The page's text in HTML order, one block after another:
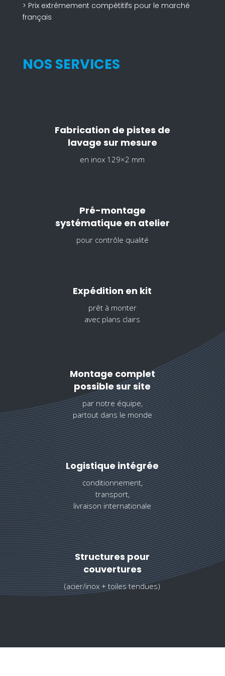
> Prix extrêmement compétitifs pour le marché
français
NOS SERVICES
Fabrication de pistes de
lavage sur mesure
en inox 129×2 mm
Pré-montage
systématique en atelier
pour contrôle qualité
Expédition en kit
prêt à monter
avec plans clairs
Montage complet
possible sur site
par notre équipe,
partout dans le monde
Logistique intégrée
conditionnement,
transport,
livraison internationale
Structures pour
couvertures
(acier/inox + toiles tendues)